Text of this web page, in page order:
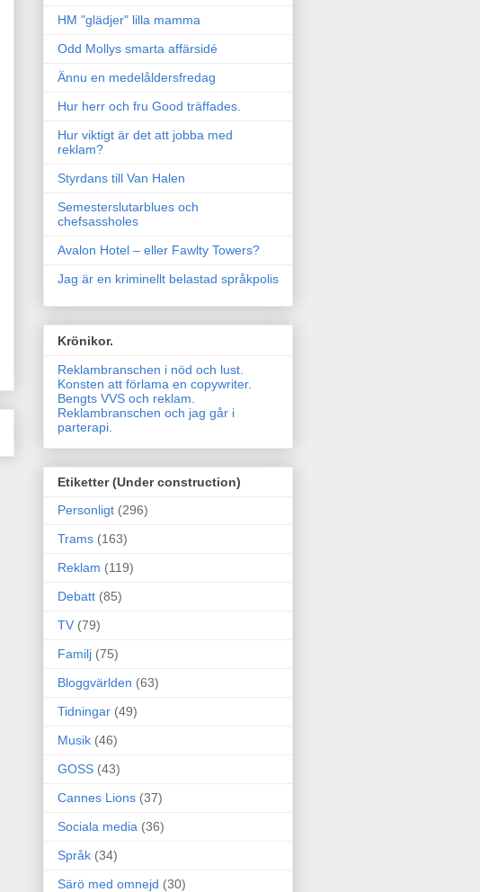
HM "glädjer" lilla mamma
Odd Mollys smarta affärsidé
Ännu en medelåldersfredag
Hur herr och fru Good träffades.
Hur viktigt är det att jobba med
reklam?
Styrdans till Van Halen
Semesterslutarblues och
chefsassholes
Avalon Hotel – eller Fawlty Towers?
Jag är en kriminellt belastad språkpolis
Krönikor.
Reklambranschen i nöd och lust.
Konsten att förlama en copywriter.
Bengts VVS och reklam.
Reklambranschen och jag går i
parterapi.
Etiketter (Under construction)
Personligt (296)
Trams (163)
Reklam (119)
Debatt (85)
TV (79)
Familj (75)
Bloggvärlden (63)
Tidningar (49)
Musik (46)
GOSS (43)
Cannes Lions (37)
Sociala media (36)
Språk (34)
Särö med omnejd (30)